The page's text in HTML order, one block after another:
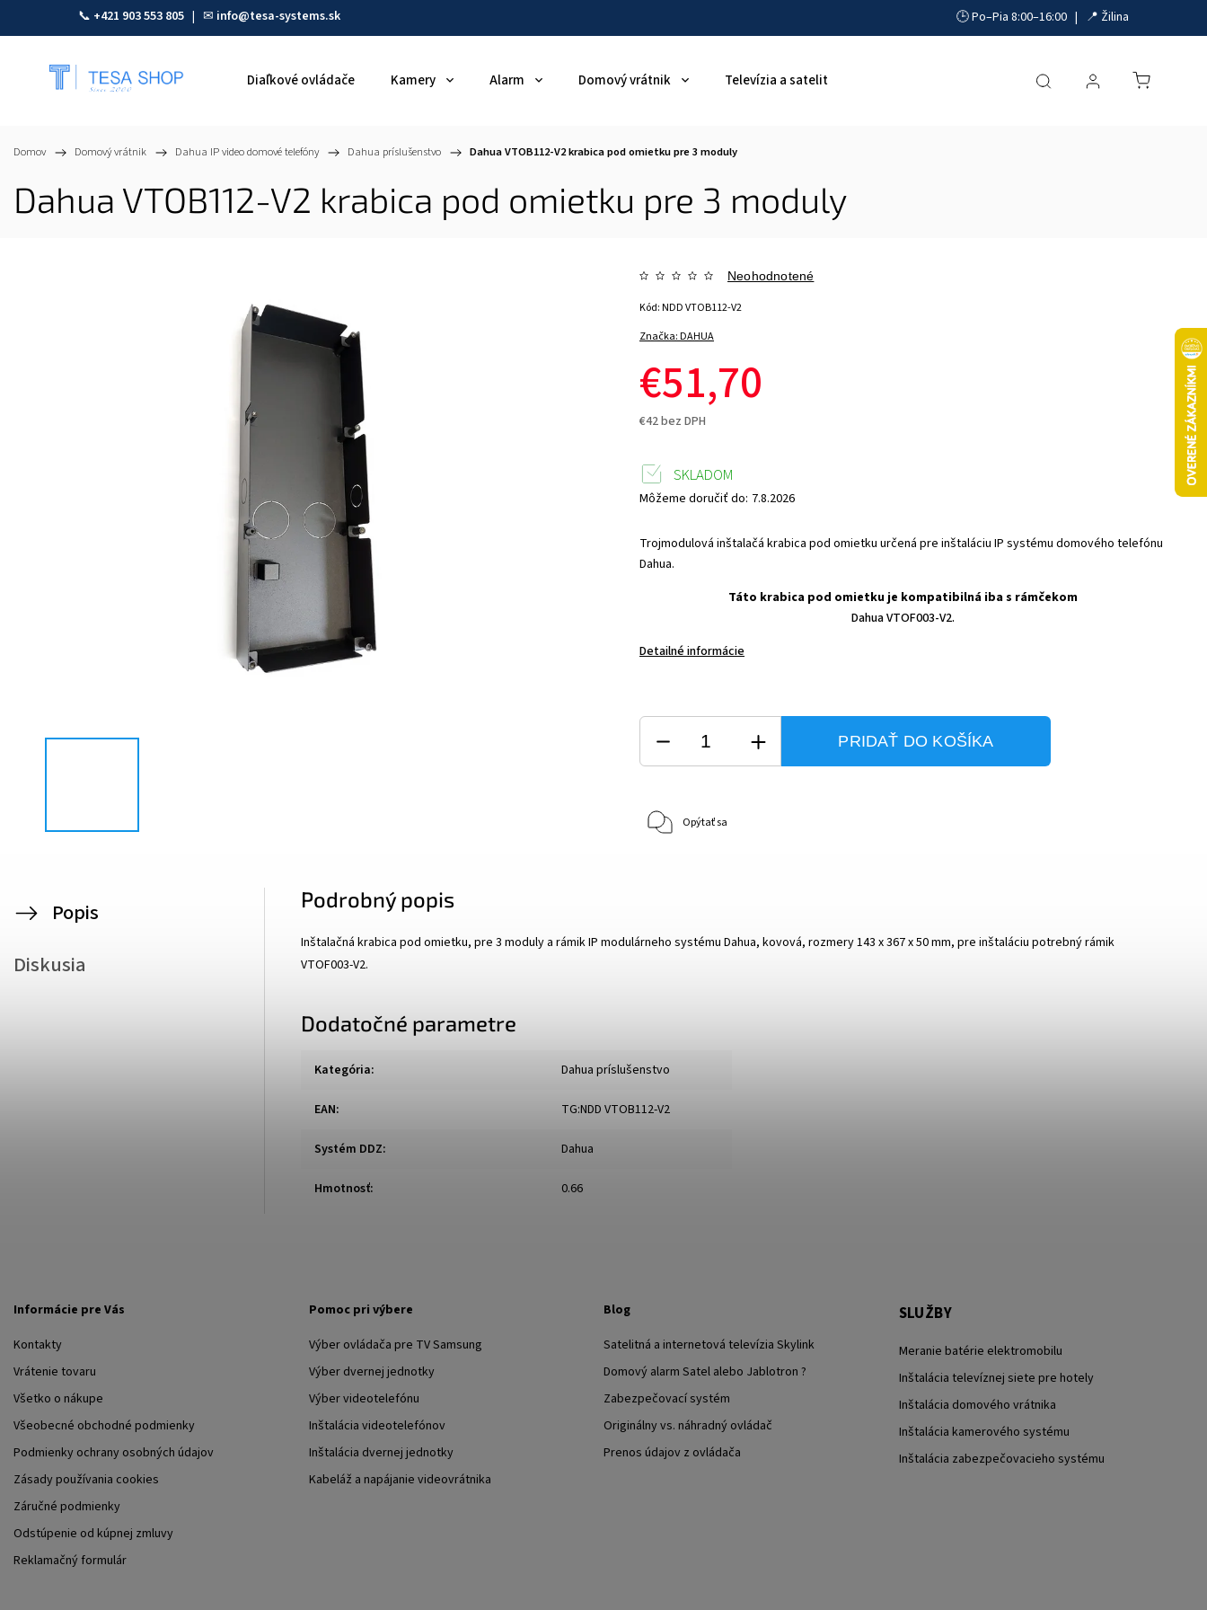
📞 +421 903 553 805 | ✉ info@tesa-systems.sk 🕒 Po–Pia 8:00–16:00 | 📍 Žilina
Diaľkové ovládače Kamery Alarm Domový vrátnik Televízia a satelit Akumulátory, UPS a zdroje Parkovacie systémy
Domov / Domový vrátnik / Dahua IP video domové telefóny / Dahua príslušenstvo / Dahua VTOB112-V2 krabica pod omietku pre 3 moduly
Dahua VTOB112-V2 krabica pod omietku pre 3 moduly
Značka:DAHUA
Neohodnotené
€51,70
€42 bez DPH
Kód:NDD VTOB112-V2
Trojmodulová inštalačá krabica pod omietku určená pre inštaláciu IP systému domového telefónu
Dahua.
Táto krabica pod omietku je kompatibilná iba s rámčekom
Dahua VTOF003-V2.
Detailné informácie
SKLADOM
Môžeme doručiť do: 7.8.2026
PRIDAŤ DO KOŠÍKA
Opýtať sa
Popis
Diskusia
Podrobný popis
Inštalačná krabica pod omietku, pre 3 moduly a rámik IP modulárneho systému Dahua, kovová, rozmery 143 x 367 x 50 mm, pre inštaláciu potrebný rámik
VTOF003-V2.
Dodatočné parametre
Kategória: Dahua príslušenstvo
EAN: TG:NDD VTOB112-V2
Systém DDZ: Dahua
Hmotnosť: 0.66
Informácie pre Vás
Kontakty
Vrátenie tovaru
Všetko o nákupe
Všeobecné obchodné podmienky
Podmienky ochrany osobných údajov
Zásady používania cookies
Záručné podmienky
Odstúpenie od kúpnej zmluvy
Reklamačný formulár
Pomoc pri výbere
Výber ovládača pre TV Samsung
Výber dvernej jednotky
Výber videotelefónu
Inštalácia videotelefónov
Inštalácia dvernej jednotky
Kabeláž a napájanie videovrátnika
Blog
Satelitná a internetová televízia Skylink
Domový alarm Satel alebo Jablotron ?
Zabezpečovací systém
Originálny vs. náhradný ovládač
Prenos údajov z ovládača
SLUŽBY
Meranie batérie elektromobilu
Inštalácia televíznej siete pre hotely
Inštalácia domového vrátnika
Inštalácia kamerového systému
Inštalácia zabezpečovacieho systému